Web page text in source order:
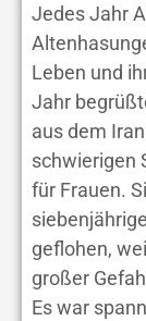
Jedes Jahr
Leben und
Jahr
aus dem
schwierigen
für Frauen.
geflohen,
großer
Es war